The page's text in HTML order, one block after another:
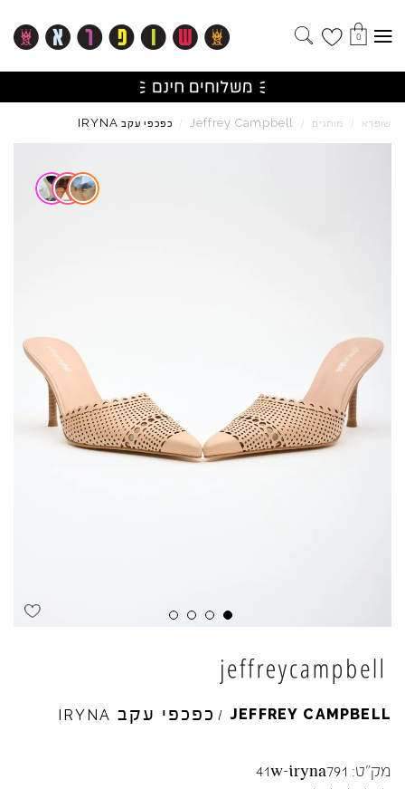
0
שופרא / מותגים /
Jeffrey Campbell
/ כפכפי עקב IRYNA
Skip to product reviews
JEFFREY CAMPBELL
/ כפכפי עקב IRYNA
מק"ט: 41w-iryna791